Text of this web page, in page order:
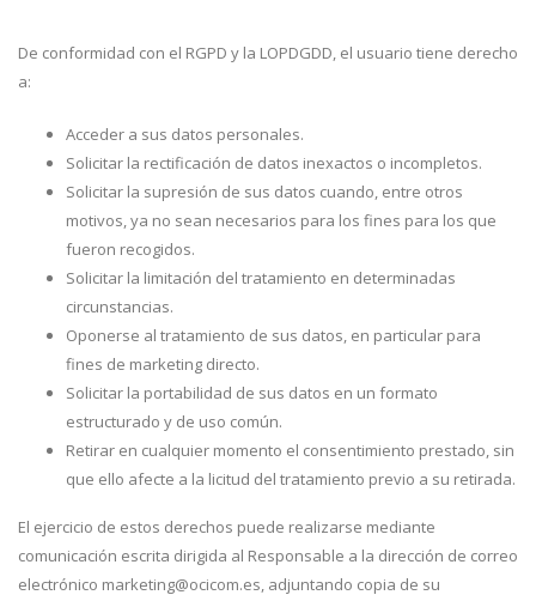
De conformidad con el RGPD y la LOPDGDD, el usuario tiene derecho
a:
Acceder a sus datos personales.
Solicitar la rectificación de datos inexactos o incompletos.
Solicitar la supresión de sus datos cuando, entre otros
motivos, ya no sean necesarios para los fines para los que
fueron recogidos.
Solicitar la limitación del tratamiento en determinadas
circunstancias.
Oponerse al tratamiento de sus datos, en particular para
fines de marketing directo.
Solicitar la portabilidad de sus datos en un formato
estructurado y de uso común.
Retirar en cualquier momento el consentimiento prestado, sin
que ello afecte a la licitud del tratamiento previo a su retirada.
El ejercicio de estos derechos puede realizarse mediante
comunicación escrita dirigida al Responsable a la dirección de correo
electrónico marketing@ocicom.es, adjuntando copia de su